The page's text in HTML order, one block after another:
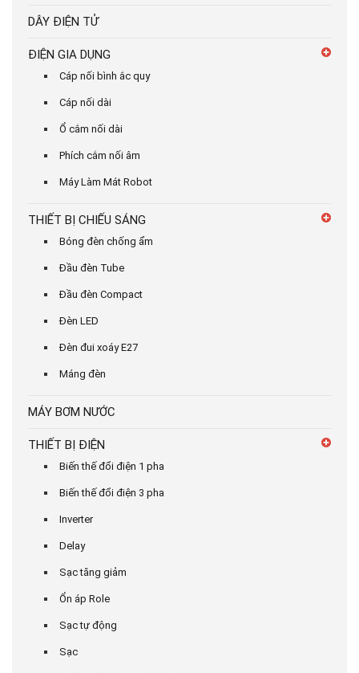
DÂY ĐIỆN TỬ
ĐIỆN GIA DỤNG
Cáp nối bình ắc quy
Cáp nối dài
Ổ cắm nối dài
Phích cắm nối âm
Máy Làm Mát Robot
THIẾT BỊ CHIẾU SÁNG
Bóng đèn chống ẩm
Đầu đèn Tube
Đầu đèn Compact
Đèn LED
Đèn đui xoáy E27
Máng đèn
MÁY BƠM NƯỚC
THIẾT BỊ ĐIỆN
Biến thế đổi điện 1 pha
Biến thế đổi điện 3 pha
Inverter
Delay
Sạc tăng giảm
Ổn áp Role
Sạc tự động
Sạc